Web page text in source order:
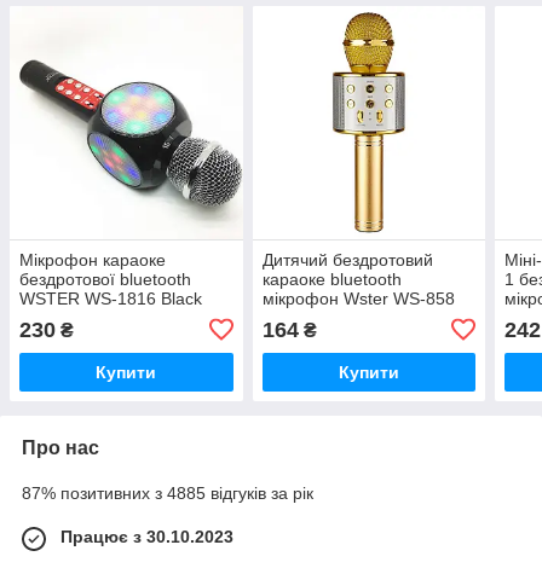
Мікрофон караоке
бездротової bluetooth
WSTER WS-1816 Black
230 ₴
Купити
Дитячий бездротовий
караоке bluetooth
мікрофон Wster WS-858
164₴
Купити
1
242
Про нас
87% позитивних з 4885 відгуків за рік
Працює з 30.10.2023